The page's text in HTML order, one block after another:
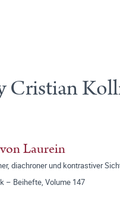
Cristian
Laurein
diachroner und kontrastiver
– Beihefte, Volume 147